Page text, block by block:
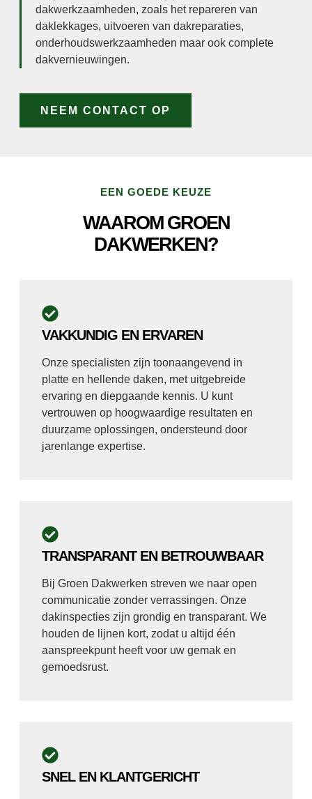
dakwerkzaamheden, zoals het repareren van
daklekkages, uitvoeren van dakreparaties,
onderhoudswerkzaamheden maar ook complete
dakvernieuwingen.
NEEM CONTACT OP
EEN GOEDE KEUZE
WAAROM GROEN
DAKWERKEN?
VAKKUNDIG EN ERVAREN
Onze specialisten zijn toonaangevend in
platte en hellende daken, met uitgebreide
ervaring en diepgaande kennis. U kunt
vertrouwen op hoogwaardige resultaten en
duurzame oplossingen, ondersteund door
jarenlange expertise.
TRANSPARANT EN BETROUWBAAR
Bij Groen Dakwerken streven we naar open
communicatie zonder verrassingen. Onze
dakinspecties zijn grondig en transparant. We
houden de lijnen kort, zodat u altijd één
aanspreekpunt heeft voor uw gemak en
gemoedsrust.
SNEL EN KLANTGERICHT